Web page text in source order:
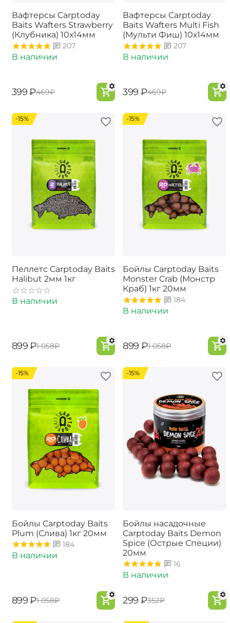
Вафтерсы Carptoday
Baits Wafters Strawberry
(Клубника) 10х14мм
207
В наличии
‍399‍ ₽‍469‍₽
Вафтерсы Carptoday
Baits Wafters Multi Fish
(Мульти Фиш) 10х14мм
207
В наличии
‍399‍ ₽‍469‍₽
-15%
Пеллетс Carptoday Baits
Halibut 2мм 1кг
В наличии
‍899‍ ₽‍1 058‍₽
-15%
Бойлы Carptoday Baits
Monster Crab (Монстр
Краб) 1кг 20мм
184
В наличии
‍899‍ ₽‍1 058‍₽
-15%
Бойлы Carptoday Baits
Plum (Слива) 1кг 20мм
184
В наличии
‍899‍ ₽‍1 058‍₽
-15%
Бойлы насадочные
Carptoday Baits Demon
Spice (Острые Специи)
20мм
16
В наличии
‍299‍ ₽‍352‍₽